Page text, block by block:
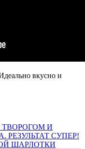
ТВОРОГОМ И
СУПЕР!
ШАРЛОТКИ